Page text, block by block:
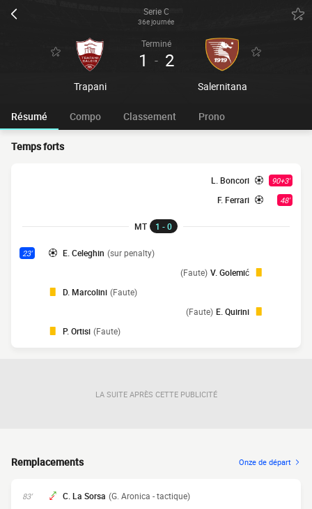
Serie C
36e journée
Trapani
Terminé
1 - 2
Salernitana
Résumé Compo Classement Prono
Temps forts
90+3'
L. Boncori
48'
F. Ferrari
MT 1 - 0
23' E. Celeghin (sur penalty)
V. Golemić
(Faute)
D. Marcolini (Faute)
E. Quirini
(Faute)
P. Ortisi (Faute)
LA SUITE APRÈS CETTE PUBLICITÉ
Remplacements Onze de départ
83' C. La Sorsa (G. Aronica - tactique)